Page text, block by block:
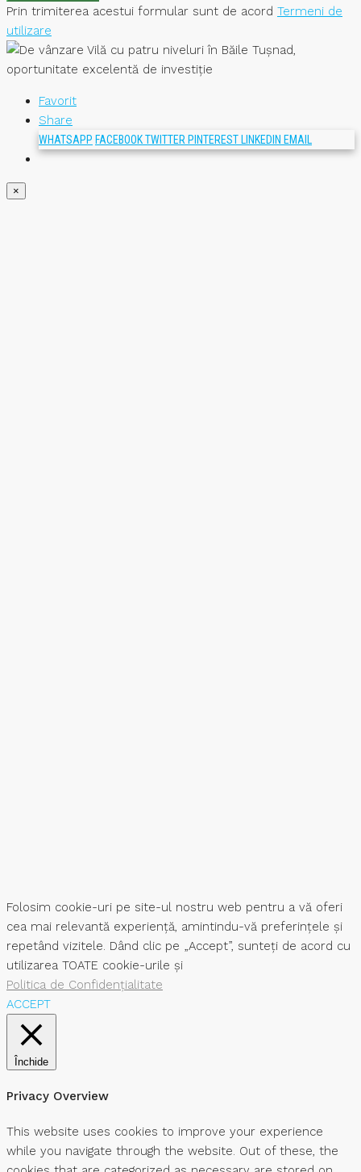
Prin trimiterea acestui formular sunt de acord Termeni de
utilizare
Favorit
Share
WHATSAPP FACEBOOKTWITTER PINTEREST LINKEDIN EMAIL
×
Folosim cookie-uri pe site-ul nostru web pentru a vă oferi
cea mai relevantă experiență, amintindu-vă preferințele și
repetând vizitele. Dând clic pe „Accept”, sunteți de acord cu
utilizarea TOATE cookie-urile și
Politica de Confidențialitate
ACCEPT
Închide
Privacy Overview
This website uses cookies to improve your experience
while you navigate through the website. Out of these, the